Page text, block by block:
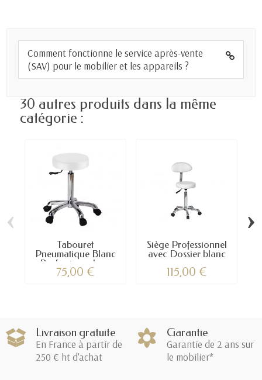
Comment fonctionne le service après-vente
(SAV) pour le mobilier et les appareils ?
30 autres produits dans la même
catégorie :
Tabouret
Pneumatique Blanc
Professionnel –...
75,00 €
Siège Professionnel
avec Dossier blanc
115,00 €
‹ ›
Livraison gratuite
En France à partir de
250 € ht d'achat
Garantie
Garantie de 2 ans sur
le mobilier*